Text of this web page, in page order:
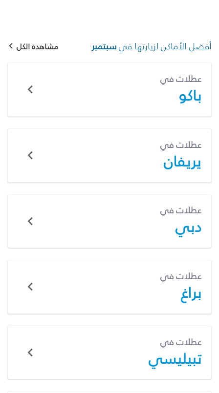
أفضل الأماكن لزيارتها فيسبتمبر مشاهدة الكل
عطلات في
باكو
عطلات في
يريفان
عطلات في
دبي
عطلات في
براغ
عطلات في
تبيليسي